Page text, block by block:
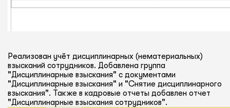
Реализован учёт дисциплинарных (нематериальных)
взысканий сотрудников. Добавлена группа
"Дисциплинарные взыскания" с документами
"Дисциплинарные взыскания" и "Снятие дисциплинарного
взыскания". Также в кадровые отчеты добавлен отчет
"Дисциплинарные взыскания сотрудников".